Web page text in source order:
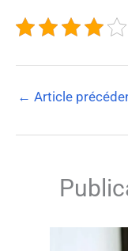
← Article